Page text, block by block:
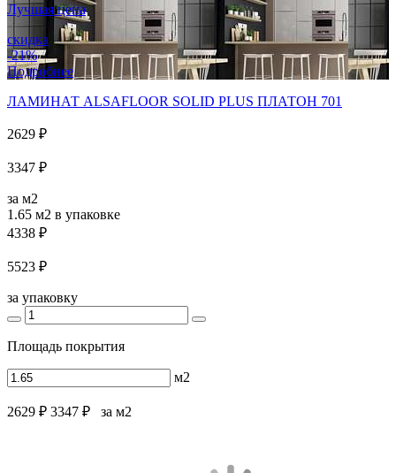
Лучшая цена
скидка
-21%
Подробнее
ЛАМИНАТ ALSAFLOOR SOLID PLUS ПЛАТОН 701
2629 ₽
3347 ₽
за м2
1.65 м2 в упаковке
4338 ₽
5523 ₽
за упаковку
Площадь покрытия
м2
2629 ₽ 3347 ₽ за м2